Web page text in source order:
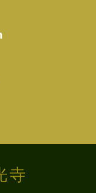
寺